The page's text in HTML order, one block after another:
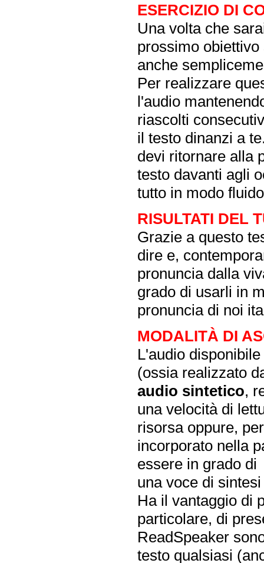
ESERCIZIO DI
Una volta che
prossimo
anche
Per realizzare
l'audio
riascolti
il testo dinanzi a
devi ritornare alla
testo davanti agli
tutto in modo
RISULTATI DEL
Grazie a questo
dire e,
pronuncia dalla
grado di usarli in
pronuncia di noi
MODALITÀ DI
L'audio
(ossia realizzato
audio sintetico,
una velocità di
risorsa oppure,
incorporato nella
essere in grado
una voce di
Ha il vantaggio di
particolare, di
ReadSpeaker
testo qualsiasi